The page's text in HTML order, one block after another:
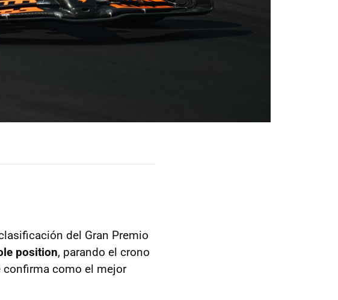
del Gran Premio
position, parando el crono
confirma como el mejor